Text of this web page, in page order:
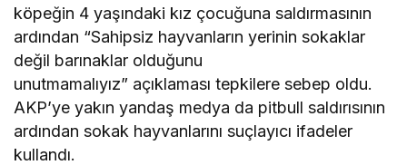
köpeğin 4 yaşındaki kız çocuğuna saldırmasının
ardından “Sahipsiz hayvanların yerinin sokaklar
değil barınaklar olduğunu
unutmamalıyız” açıklaması tepkilere sebep oldu.
AKP’ye yakın yandaş medya da pitbull saldırısının
ardından sokak hayvanlarını suçlayıcı ifadeler
kullandı.